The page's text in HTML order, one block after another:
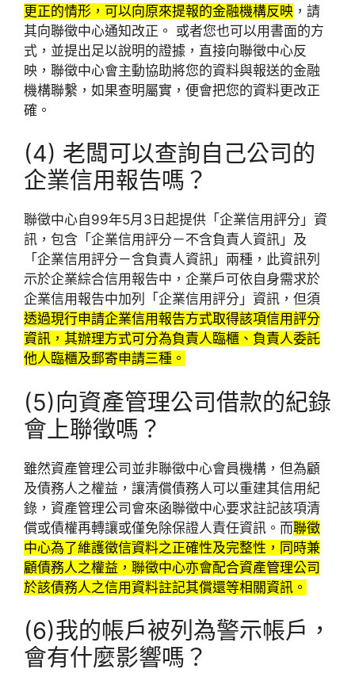
更正的情形，可以向原來提報的金融機構反映 ，請
其向聯徵中心通知改正。 或者您也可以用書面的方
式，並提出足以說明的證據，直接向聯徵中心反
映，聯徵中心會主動協助將您的資料與報送的金融
機構聯繫，如果查明屬實，便會把您的資料更改正
確。
(4) 老闆可以查詢自己公司的
企業信用報告嗎？
聯徵中心自99年5月3日起提供「企業信用評分」資
訊，包含「企業信用評分－不含負責人資訊」及
「企業信用評分－含負責人資訊」兩種，此資訊列
示於企業綜合信用報告中，企業戶可依自身需求於
企業信用報告中加列「企業信用評分」資訊，但須
透過現行申請企業信用報告方式取得該項信用評分
資訊，其辦理方式可分為負責人臨櫃、負責人委託
他人臨櫃及郵寄申請三種。
(5)向資產管理公司借款的紀錄
會上聯徵嗎？
雖然資產管理公司並非聯徵中心會員機構，但為顧
及債務人之權益，讓清償債務人可以重建其信用紀
錄，資產管理公司會來函聯徵中心要求註記該項清
償或債權再轉讓或僅免除保證人責任資訊。而聯徵
中心為了維護徵信資料之正確性及完整性，同時兼
顧債務人之權益，聯徵中心亦會配合資產管理公司
於該債務人之信用資料註記其償還等相關資訊。
(6)我的帳戶被列為警示帳戶，
會有什麼影響嗎？